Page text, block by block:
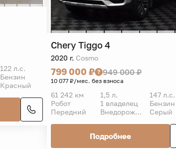
122 л.с.
Бензин
Красный
Chery Tiggo 4
2020 г. Cosmo
799 000 ₽ 949 000 ₽
10 077 ₽/мес. без взноса
61 242 км 1,5 л.
147 л.с.
Робот
1 владелец
Бензин
Передний
Внедорожник 5 дв. Серый
Подробнее